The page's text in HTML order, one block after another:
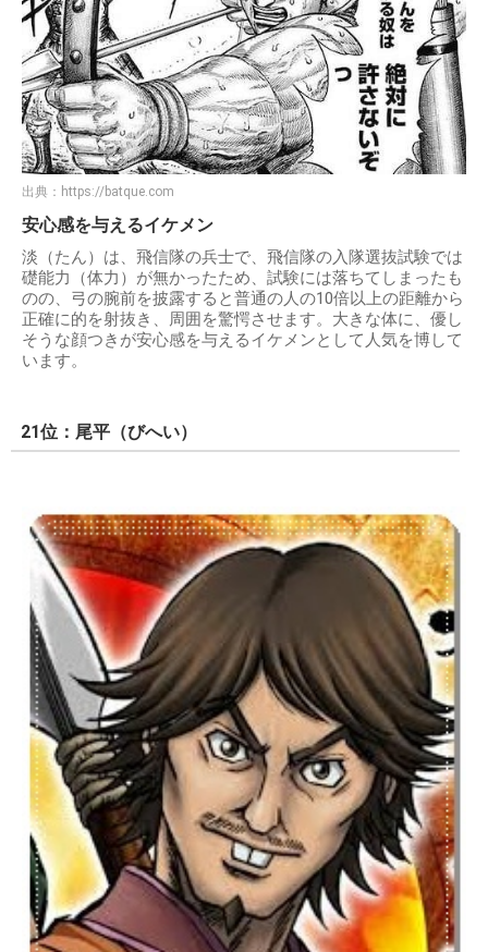
出典： https://batque.com
安心感を与えるイケメン
淡（たん）は、飛信隊の兵士で、飛信隊の入隊選抜試験では
礎能力（体力）が無かったため、試験には落ちてしまったも
のの、弓の腕前を披露すると普通の人の10倍以上の距離から
正確に的を射抜き、周囲を驚愕させます。大きな体に、優し
そうな顔つきが安心感を与えるイケメンとして人気を博して
います。
21位：尾平（びへい）